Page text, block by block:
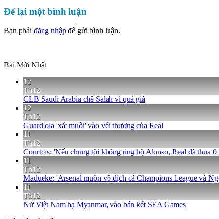
Để lại một bình luận
Bạn phải đăng nhập để gửi bình luận.
Bài Mới Nhất
12
Th12
CLB Saudi Arabia chê Salah vì quá già
12
Th12
Guardiola 'xát muối' vào vết thương của Real
11
Th12
Courtois: 'Nếu chúng tôi không ủng hộ Alonso, Real đã thua
11
Th12
Madueke: 'Arsenal muốn vô địch cả Champions League và
11
Th12
Nữ Việt Nam hạ Myanmar, vào bán kết SEA Games